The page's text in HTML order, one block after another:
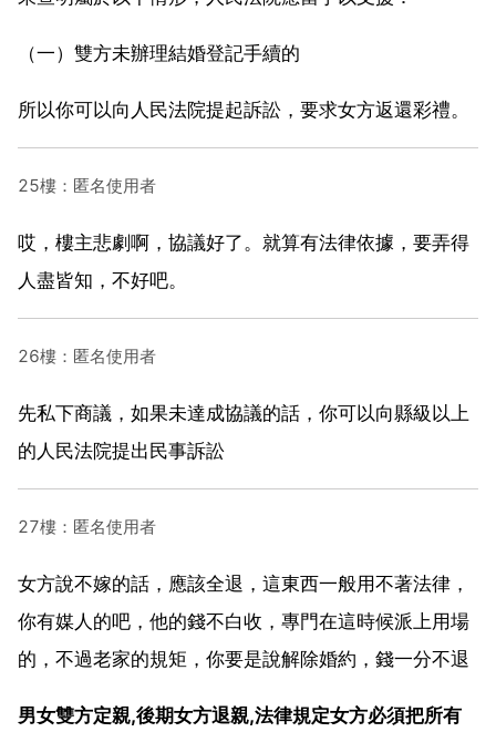
（一）雙方未辦理結婚登記手續的
所以你可以向人民法院提起訴訟，要求女方返還彩禮。
25樓：匿名使用者
哎，樓主悲劇啊，協議好了。就算有法律依據，要弄得
人盡皆知，不好吧。
26樓：匿名使用者
先私下商議，如果未達成協議的話，你可以向縣級以上
的人民法院提出民事訴訟
27樓：匿名使用者
女方說不嫁的話，應該全退，這東西一般用不著法律，
你有媒人的吧，他的錢不白收，專門在這時候派上用場
的，不過老家的規矩，你要是說解除婚約，錢一分不退
男女雙方定親,後期女方退親,法律規定女方必須把所有